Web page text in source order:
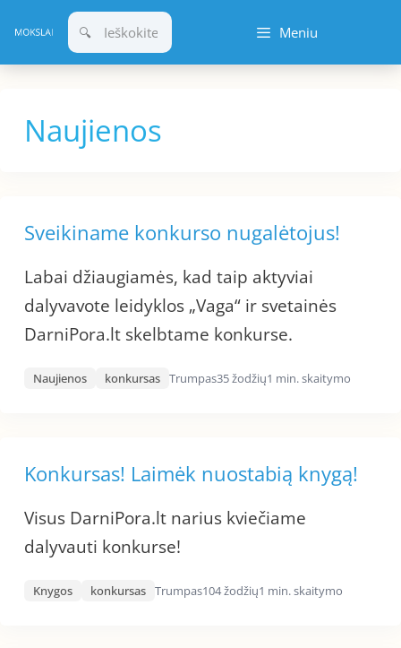
prie
turinio
Meniu
Naujienos
Sveikiname konkurso nugalėtojus!
Labai džiaugiamės, kad taip aktyviai
dalyvavote leidyklos „Vaga“ ir svetainės
DarniPora.lt skelbtame konkurse.
Naujienos konkursas Trumpas35 žodžių1 min. skaitymo
Konkursas! Laimėk nuostabią knygą!
Visus DarniPora.lt narius kviečiame
dalyvauti konkurse!
Knygos konkursas Trumpas104 žodžių1 min. skaitymo